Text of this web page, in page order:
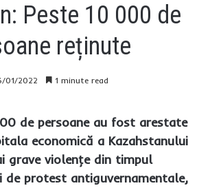
Peste 10 000 de
reținute
01/2022 1 minute read
de persoane au fost arestate
economică a Kazahstanului
grave violenţe din timpul
de protest antiguvernamentale,